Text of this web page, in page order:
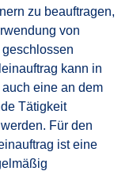
zu beauftragen,
von
kann in
eine an dem
Tätigkeit
Für den
ist eine